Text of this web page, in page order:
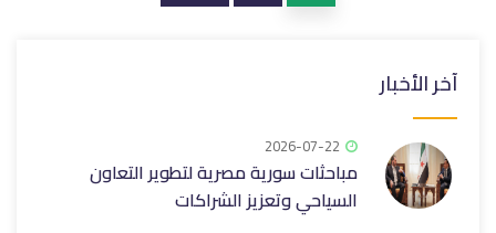
آخر الأخبار
2026-07-22
مباحثات سورية مصرية لتطوير التعاون
السياحي وتعزيز ‏الشراكات